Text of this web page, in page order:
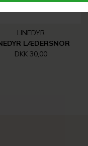
LINEDYR
LÆDERSNOR
DKK 30,00